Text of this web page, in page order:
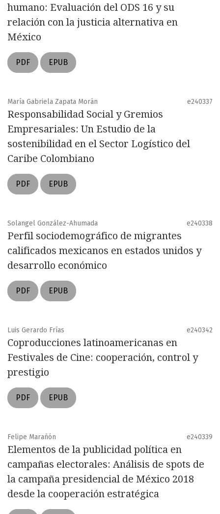
humano: Evaluación del ODS 16 y su
relación con la justicia alternativa en
México
PDF EPUB
María Gabriela Zapata Morán e240337
Responsabilidad Social y Gremios
Empresariales: Un Estudio de la
sostenibilidad en el Sector Logístico del
Caribe Colombiano
PDF EPUB
Solangel González-Ahumada e240338
Perfil sociodemográfico de migrantes
calificados mexicanos en estados unidos y
desarrollo económico
PDF EPUB
Luis Gerardo Frías e240342
Coproducciones latinoamericanas en
Festivales de Cine: cooperación, control y
prestigio
PDF EPUB
Felipe Marañón e240339
Elementos de la publicidad política en
campañas electorales: Análisis de spots de
la campaña presidencial de México 2018
desde la cooperación estratégica